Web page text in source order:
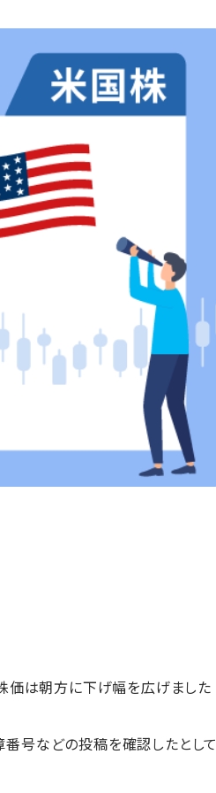
価は朝方に下げ幅を広げました
番号などの投稿を確認したとして